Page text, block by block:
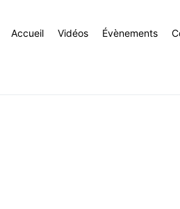
Accueil Vidéos Évènements